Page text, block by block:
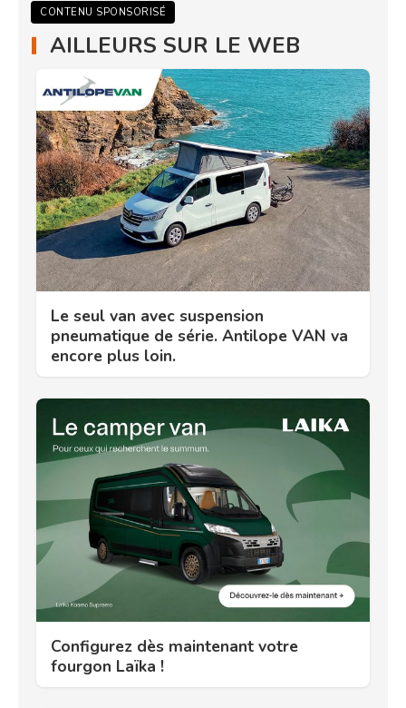
CONTENU SPONSORISÉ
AILLEURS SUR LE WEB
Le seul van avec suspension
pneumatique de série. Antilope VAN va
encore plus loin.
Configurez dès maintenant votre
fourgon Laïka !